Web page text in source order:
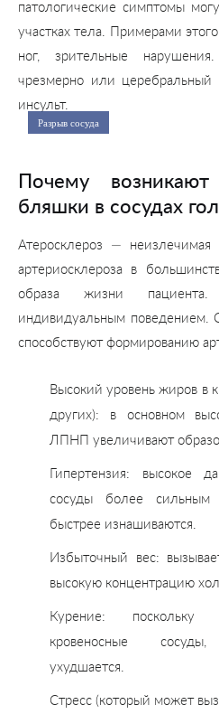
патологические симптомы
участках тела. Примерами
ног, зрительные
чрезмерно или церебральный
инсульт.
Разрыв сосуда
Почему возникают
бляшки в сосудах
Атеросклероз —
артериосклероза в
образа жизни пациента.
индивидуальным поведением.
способствуют формированию
Высокий уровень жиров в
других): в основном
ЛПНП увеличивают
Гипертензия: высокое
сосуды более сильным
быстрее изнашиваются.
Избыточный вес:
высокую концентрацию
Курение: поскольку
кровеносные сосуды,
ухудшается.
Стресс (который может